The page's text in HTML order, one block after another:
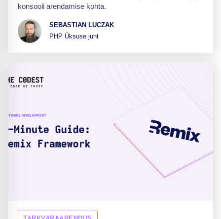
konsooli arendamise kohta.
SEBASTIAN LUCZAK
PHP Üksuse juht